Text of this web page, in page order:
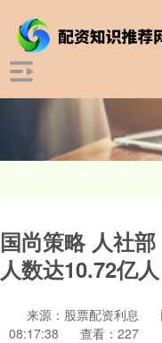
国尚策略 人社
人数达10.72亿人
来源：股票配资利息
08:17:38
查看：227